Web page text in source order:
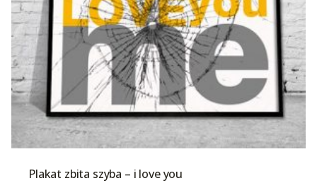
Plakat zbita szyba – i love you